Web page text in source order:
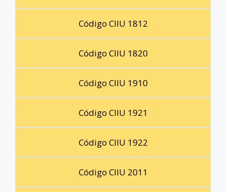
Código CIIU 1812
Código CIIU 1820
Código CIIU 1910
Código CIIU 1921
Código CIIU 1922
Código CIIU 2011